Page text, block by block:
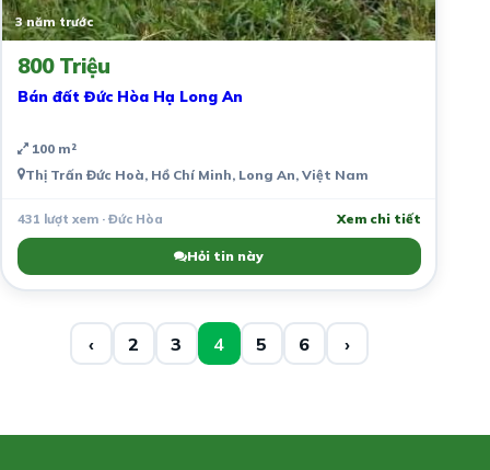
3 năm trước
800 Triệu
Bán đất Đức Hòa Hạ Long An
100 m²
Thị Trấn Đức Hoà, Hồ Chí Minh, Long An, Việt Nam
431 lượt xem · Đức Hòa Xem chi tiết
Hỏi tin này
‹ 2 3 4 5 6 ›